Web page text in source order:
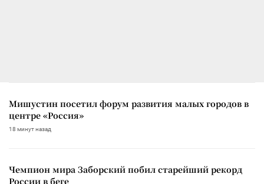
Мишустин посетил форум развития малых городов в
центре «Россия»
18 минут назад
Чемпион мира Заборский побил старейший рекорд
России в беге